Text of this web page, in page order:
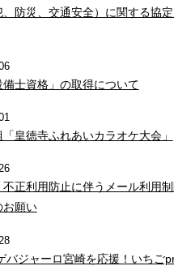
、防災、交通安全）に関する協
備士資格」の取得について
皇徳寺ふれあいカラオケ大会」
不正利用防止に伴うメール利用
お願い
バジャーロ宮崎を応援！いち